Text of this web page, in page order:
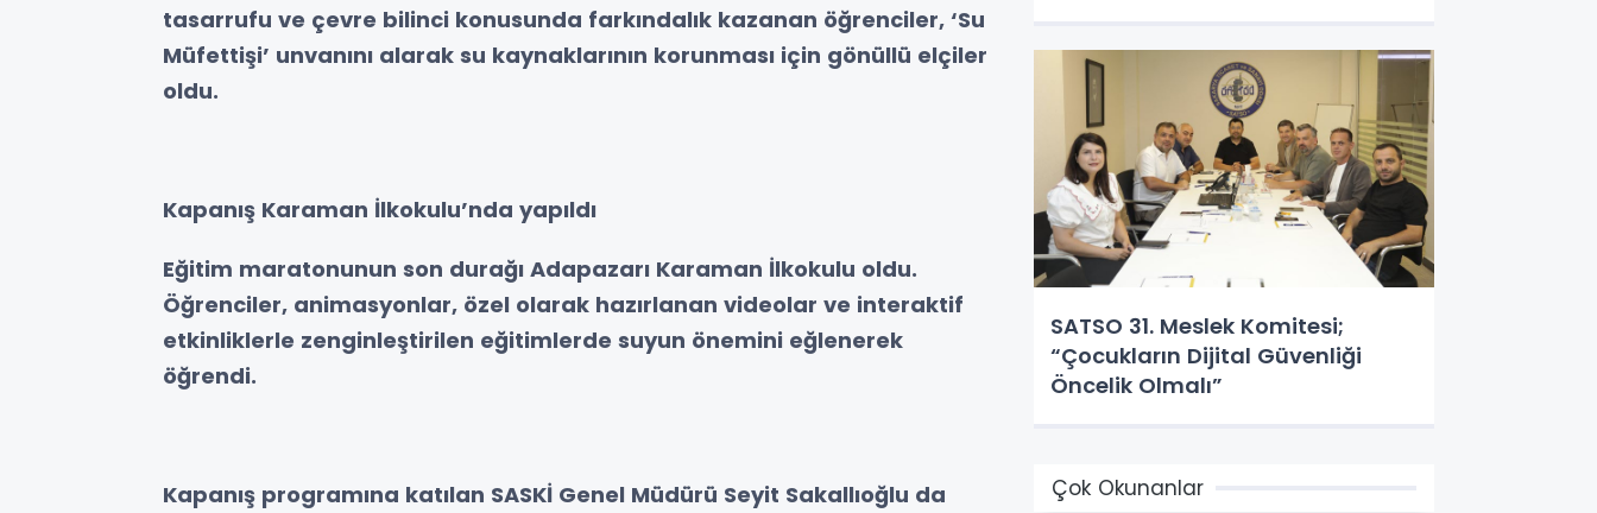
tasarrufu ve çevre bilinci konusunda farkındalık kazanan öğrenciler, ‘Su
Müfettişi’ unvanını alarak su kaynaklarının korunması için gönüllü elçiler
oldu.
Kapanış Karaman İlkokulu’nda yapıldı
Eğitim maratonunun son durağı Adapazarı Karaman İlkokulu oldu.
Öğrenciler, animasyonlar, özel olarak hazırlanan videolar ve interaktif
etkinliklerle zenginleştirilen eğitimlerde suyun önemini eğlenerek
öğrendi.
Kapanış programına katılan SASKİ Genel Müdürü Seyit Sakallıoğlu da
SATSO 31. Meslek Komitesi;
“Çocukların Dijital Güvenliği
Öncelik Olmalı”
Çok Okunanlar